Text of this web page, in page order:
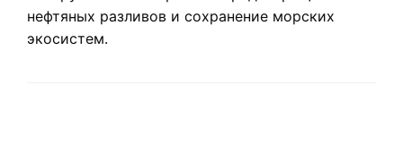
нефтяных разливов и сохранение морских
экосистем.